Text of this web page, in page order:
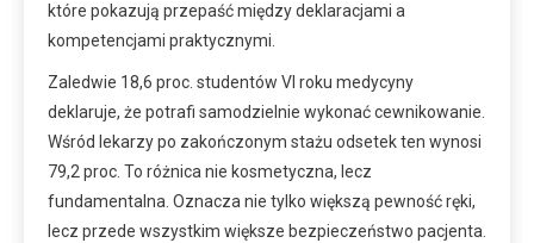
które pokazują przepaść między deklaracjami a
kompetencjami praktycznymi.
Zaledwie 18,6 proc. studentów VI roku medycyny
deklaruje, że potrafi samodzielnie wykonać cewnikowanie.
Wśród lekarzy po zakończonym stażu odsetek ten wynosi
79,2 proc. To różnica nie kosmetyczna, lecz
fundamentalna. Oznacza nie tylko większą pewność ręki,
lecz przede wszystkim większe bezpieczeństwo pacjenta.